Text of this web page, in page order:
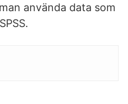
använda data som